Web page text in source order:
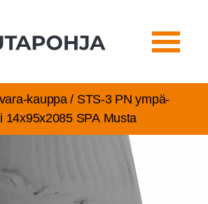
kauppa / STS‑3 PN ympä­
14x95x2085 SPA Musta